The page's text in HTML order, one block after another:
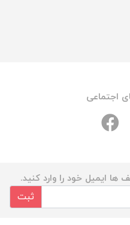
اجتماعی
ها ایمیل خود را وارد کنید.
ثبت